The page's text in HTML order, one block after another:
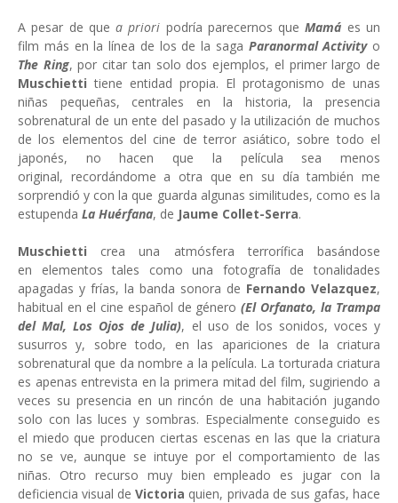
A pesar de quea priori podría parecernos queMamá es un
film más en la línea de los de la saga Paranormal Activityo
The Ring, por citar tan solo dos ejemplos, el primer largo de
Muschiettitiene entidad propia. El protagonismo de unas
niñas pequeñas, centrales en la historia, la presencia
sobrenatural de un ente del pasado y la utilización de muchos
de los elementos del cine de terror asiático, sobre todo el
japonés, no hacen que la película sea menos
original, recordándome a otra que en su día también me
sorprendió y con la que guarda algunas similitudes, como es la
estupenda La Huérfana, de Jaume Collet-Serra.
Muschietti crea una atmósfera terrorífica basándose
en elementos tales como una fotografía de tonalidades
apagadas y frías, la banda sonora de Fernando Velazquez,
habitual en el cine español de género (El Orfanato, la Trampa
del Mal, Los Ojos de Julia), el uso de los sonidos, voces y
susurros y, sobre todo, en las apariciones de la criatura
sobrenatural que da nombre a la película. La torturada criatura
es apenas entrevista en la primera mitad del film, sugiriendo a
veces su presencia en un rincón de una habitación jugando
solo con las luces y sombras. Especialmente conseguido es
el miedo que producen ciertas escenas en las que la criatura
no se ve, aunque se intuye por el comportamiento de las
niñas. Otro recurso muy bien empleado es jugar con la
deficiencia visual deVictoria quien, privada de sus gafas, hace